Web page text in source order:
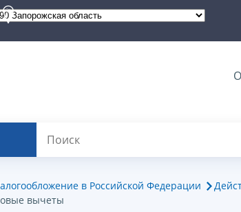
в Российской Федерации
вычеты